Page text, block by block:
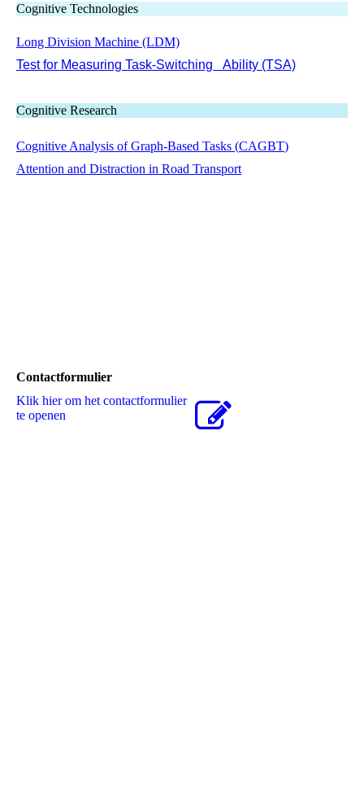
Cognitive Technologies
Long Division Machine (LDM)
Test for Measuring Task-Switching Ability (TSA)
Cognitive Research
Cognitive Analysis of Graph-Based Tasks (CAGBT)
Attention and Distraction in Road Transport
Contactformulier
Klik hier om het contactformulier
te openen